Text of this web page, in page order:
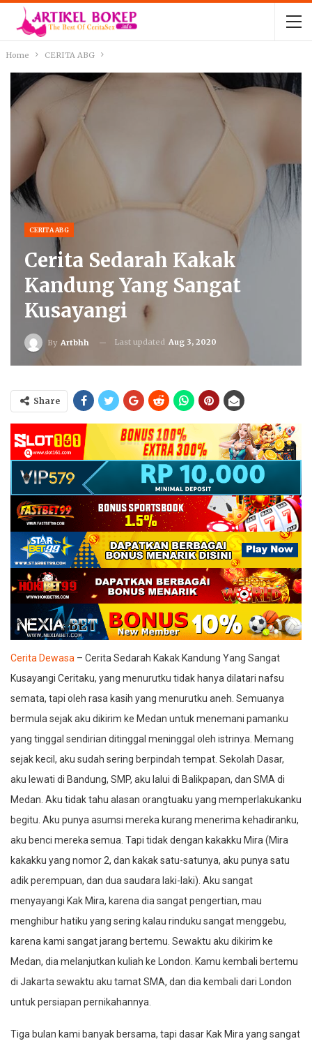
Home CERITA ABG
CERITA ABG
Cerita Sedarah Kakak
Kandung Yang Sangat
Kusayangi
By Artbhh Last updated Aug 3, 2020
Share
Cerita Dewasa – Cerita Sedarah Kakak Kandung Yang Sangat
Kusayangi Ceritaku, yang menurutku tidak hanya dilatari nafsu
semata, tapi oleh rasa kasih yang menurutku aneh. Semuanya
bermula sejak aku dikirim ke Medan untuk menemani pamanku
yang tinggal sendirian ditinggal meninggal oleh istrinya. Memang
sejak kecil, aku sudah sering berpindah tempat. Sekolah Dasar,
aku lewati di Bandung, SMP, aku lalui di Balikpapan, dan SMA di
Medan. Aku tidak tahu alasan orangtuaku yang memperlakukanku
begitu. Aku punya asumsi mereka kurang menerima kehadiranku,
aku benci mereka semua. Tapi tidak dengan kakakku Mira (Mira
kakakku yang nomor 2, dan kakak satu-satunya, aku punya satu
adik perempuan, dan dua saudara laki-laki). Aku sangat
menyayangi Kak Mira, karena dia sangat pengertian, mau
menghibur hatiku yang sering kalau rinduku sangat menggebu,
karena kami sangat jarang bertemu. Sewaktu aku dikirim ke
Medan, dia melanjutkan kuliah ke London. Kamu kembali bertemu
di Jakarta sewaktu aku tamat SMA, dan dia kembali dari London
untuk persiapan pernikahannya.
Tiga bulan kami banyak bersama, tapi dasar Kak Mira yang sangat